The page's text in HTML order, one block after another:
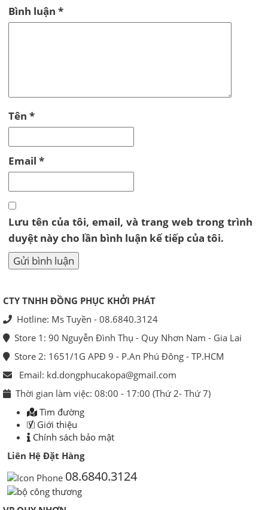
Bình luận*
Tên*
Email*
Lưu tên của tôi, email, và trang web trong trình
duyệt này cho lần bình luận kế tiếp của tôi.
CTY TNHH ĐỒNG PHỤC KHỞI PHÁT
Hotline: Ms Tuyền - 08.6840.3124
Store 1: 90 Nguyễn Đình Thụ - Quy Nhơn Nam - Gia Lai
Store 2: 1651/1G APĐ 9 - P.An Phú Đông - TP.HCM
Email: kd.dongphucakopa@gmail.com
Thời gian làm việc: 08:00 - 17:00 (Thứ 2- Thứ 7)
Tìm đường
Giới thiệu
Chính sách bảo mật
Liên Hệ Đặt Hàng
08.6840.3124